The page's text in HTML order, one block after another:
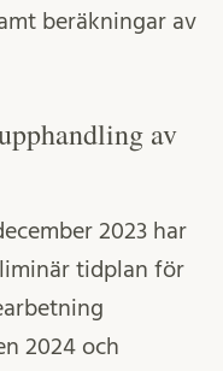
beräkningar av
av
2023 har
tidplan för
2024 och